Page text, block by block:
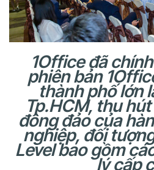
1Office đã
phiên bản
thành phố lớn
Tp.HCM, thu
đông đảo của
nghiệp, đối
Level bao gồm
lý cấp